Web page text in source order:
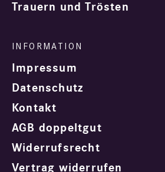
Trauern und Trösten
Impressum
Datenschutz
Kontakt
AGB doppeltgut
Widerrufsrecht
Vertrag widerrufen